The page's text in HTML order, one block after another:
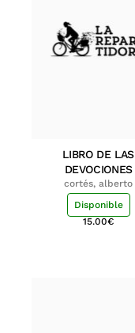
LIBRO DE LAS
DEVOCIONES
cortés, alberto
Disponible
15.00€